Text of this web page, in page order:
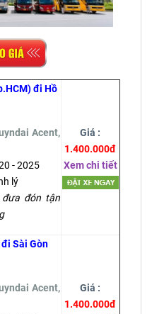
đi Hồ
Acent,
- 2025
lý
đưa đón tận
Giá :
1.400.000đ
Xem chi tiết
Sài Gòn
Acent,
Giá :
1.400.000đ